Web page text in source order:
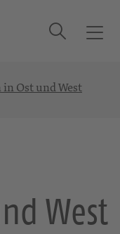
T
g
a
Suche
in Ost und West
West